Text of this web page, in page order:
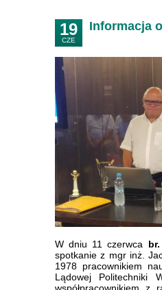
19
CZE
Informacja
W dniu 11 czerwca
spotkanie z mgr inż.
1978 pracownikiem
Lądowej Politechniki